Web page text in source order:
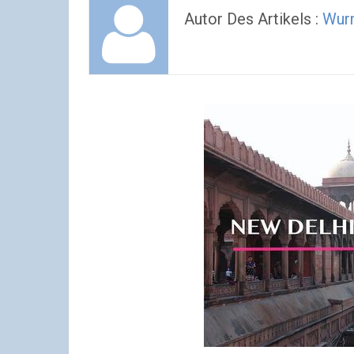
Autor Des Artikels :